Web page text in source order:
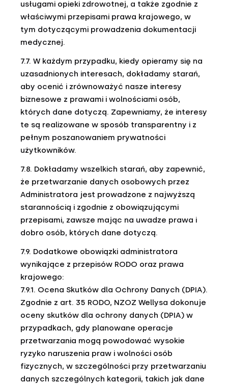
usługami opieki zdrowotnej, a także zgodnie z
właściwymi przepisami prawa krajowego, w
tym dotyczącymi prowadzenia dokumentacji
medycznej.
7.7. W każdym przypadku, kiedy opieramy się na
uzasadnionych interesach, dokładamy starań,
aby ocenić i zrównoważyć nasze interesy
biznesowe z prawami i wolnościami osób,
których dane dotyczą. Zapewniamy, że interesy
te są realizowane w sposób transparentny i z
pełnym poszanowaniem prywatności
użytkowników.
7.8. Dokładamy wszelkich starań, aby zapewnić,
że przetwarzanie danych osobowych przez
Administratora jest prowadzone z najwyższą
starannością i zgodnie z obowiązującymi
przepisami, zawsze mając na uwadze prawa i
dobro osób, których dane dotyczą.
7.9. Dodatkowe obowiązki administratora
wynikające z przepisów RODO oraz prawa
krajowego:
7.9.1. Ocena Skutków dla Ochrony Danych (DPIA).
Zgodnie z art. 35 RODO, NZOZ Wellysa dokonuje
oceny skutków dla ochrony danych (DPIA) w
przypadkach, gdy planowane operacje
przetwarzania mogą powodować wysokie
ryzyko naruszenia praw i wolności osób
fizycznych, w szczególności przy przetwarzaniu
danych szczególnych kategorii, takich jak dane